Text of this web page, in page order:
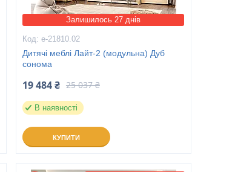
Залишилось 27 днів
е-21810.02
Дитячі меблі Лайт-2 (модульна) Дуб
сонома
19 484 ₴ 25 037 ₴
В наявності
КУПИТИ